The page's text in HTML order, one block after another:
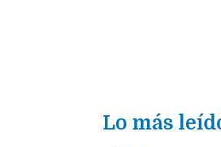
Lo más